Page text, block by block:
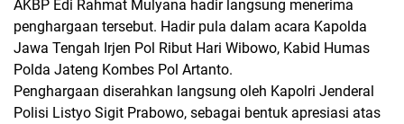
AKBP Edi Rahmat Mulyana hadir langsung menerima
penghargaan tersebut. Hadir pula dalam acara Kapolda
Jawa Tengah Irjen Pol Ribut Hari Wibowo, Kabid Humas
Polda Jateng Kombes Pol Artanto.
Penghargaan diserahkan langsung oleh Kapolri Jenderal
Polisi Listyo Sigit Prabowo, sebagai bentuk apresiasi atas